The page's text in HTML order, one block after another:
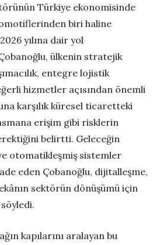
Türkiye ekonomisinde
biri haline
yılına dair yol
ülkenin stratejik
entegre lojistik
hizmetler açısından önemli
karşılık küresel ticaretteki
erişim gibi risklerin
belirtti. Geleceğin
otomatikleşmiş sistemler
eden Çobanoğlu, dijitalleşme,
sektörün dönüşümü için
kapılarını aralayan bu